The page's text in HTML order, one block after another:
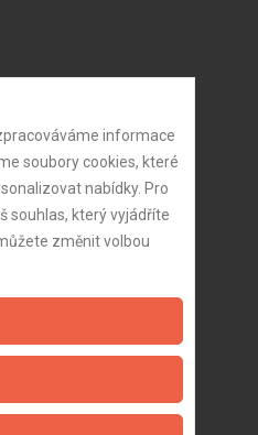
13:15:07
informace
soubory cookies, které
nabídky. Pro
souhlas, který vyjádříte
změnit volbou